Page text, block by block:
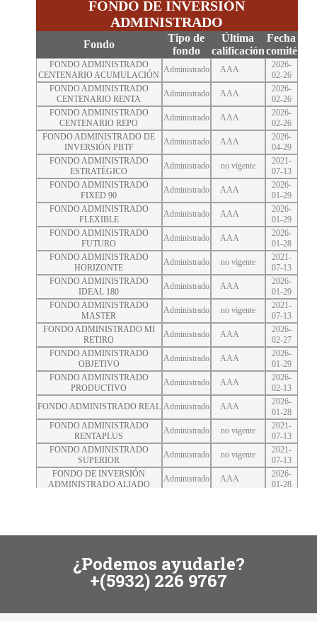
¿Podemos ayudarle?
+(5932) 226 9767